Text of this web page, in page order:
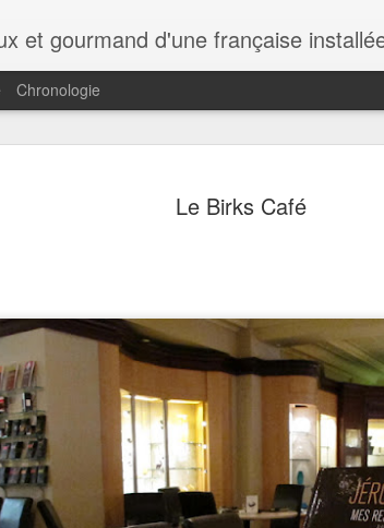
Le Birks Café
et gourmand d'une française
Chronologie